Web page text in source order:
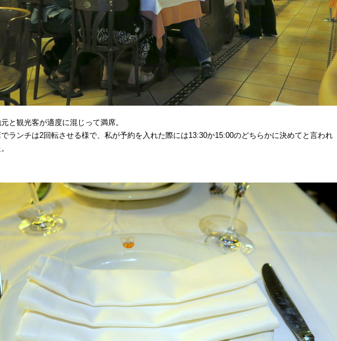
と観光客が適度に混じって満席。
でランチは2回転させる様で、私が予約を入れた際には13:30か15:00のどちらかに決めてと言われ